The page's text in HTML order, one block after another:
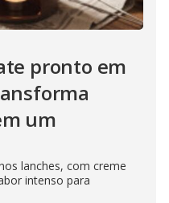
pronto em
um
lanches, com creme
intenso para